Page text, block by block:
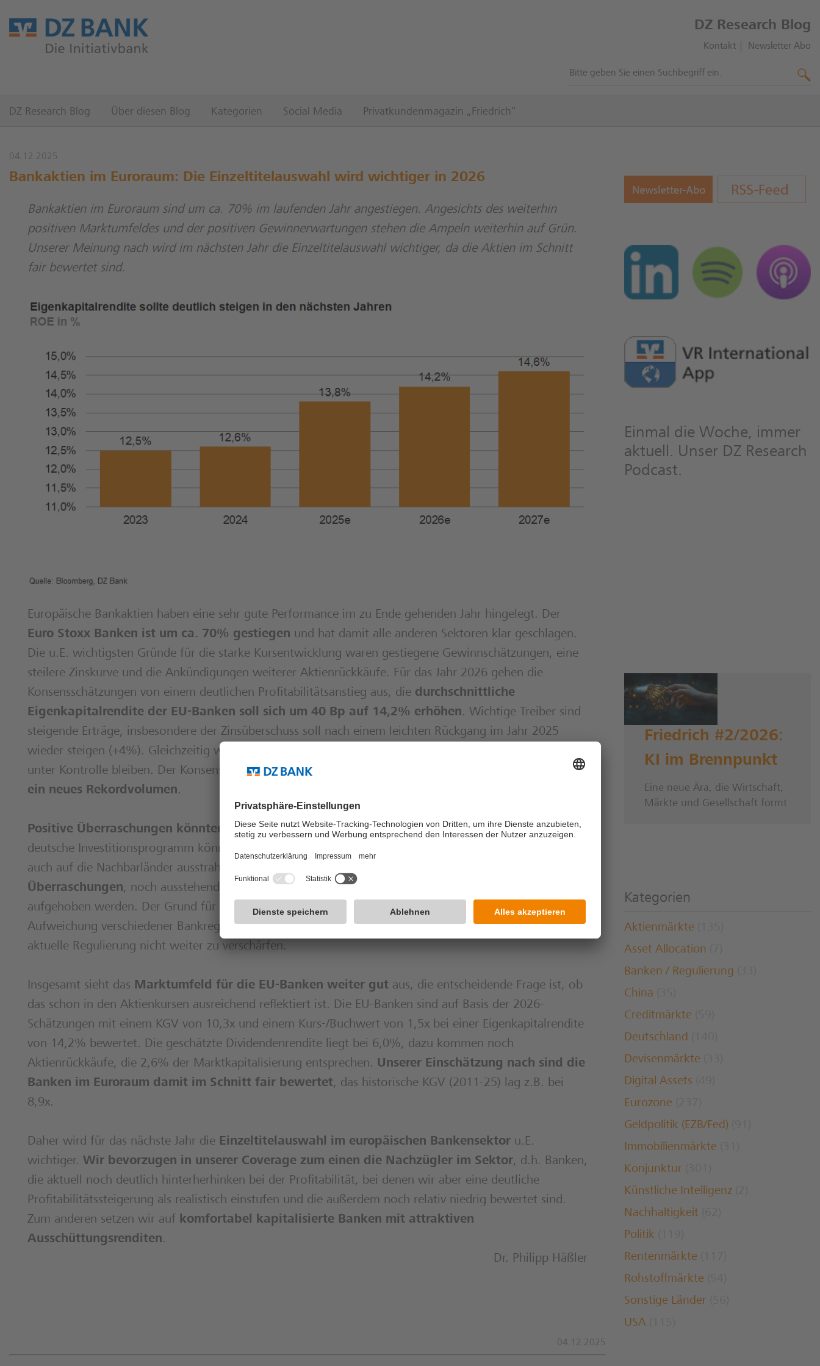
DZ Research Blog
Kontakt Newsletter Abo
DZ Research Blog Über diesen Blog Kategorien Social Media Privatkundenmagazin „Friedrich“
04.12.2025
Bankaktien im Euroraum: Die Einzeltitelauswahl wird wichtiger in 2026
Bankaktien im Euroraum sind um ca. 70% im laufenden Jahr angestiegen. Angesichts des weiterhin
positiven Marktumfeldes und der positiven Gewinnerwartungen stehen die Ampeln weiterhin auf Grün.
Unserer Meinung nach wird im nächsten Jahr die Einzeltitelauswahl wichtiger, da die Aktien im Schnitt
fair bewertet sind.
Europäische Bankaktien haben eine sehr gute Performance im zu Ende gehenden Jahr hingelegt. Der
Euro Stoxx Banken ist um ca. 70% gestiegen und hat damit alle anderen Sektoren klar geschlagen.
Die u.E. wichtigsten Gründe für die starke Kursentwicklung waren gestiegene Gewinnschätzungen, eine
steilere Zinskurve und die Ankündigungen weiterer Aktienrückkäufe. Für das Jahr 2026 gehen die
Konsensschätzungen von einem deutlichen Profitabilitätsanstieg aus, die durchschnittliche
Eigenkapitalrendite der EU-Banken soll sich um 40 Bp auf 14,2% erhöhen. Wichtige Treiber sind
steigende Erträge, insbesondere der Zinsüberschuss soll nach einem leichten Rückgang im Jahr 2025
wieder steigen (+4%). Gleichzeitig wird erwartet, dass sowohl die Kosten als auch die Risikovorsorge
unter Kontrolle bleiben. Der Konsens rechnet mit einem
Anstieg der Aktienrückkäufe um 20% auf
ein neues Rekordvolumen.
Positive Überraschungen könnten u.E. von der wirtschaftlichen Seite kommen, insbesondere das
deutsche Investitionsprogramm könnte nicht nur in Deutschland die Kreditnachfrage ankurbeln, sondern
auch auf die Nachbarländer ausstrahlen. Von der
Überraschungen, noch ausstehende Verschärfungen könnten entweder erneut verschoben oder
aufgehoben werden. Der Grund für unsere Einschätzung ist die in den USA zu beobachtende
Aufweichung verschiedener Bankregulierungen – das erhöht den Druck auf Europa, zumindest die
aktuelle Regulierung nicht weiter zu verschärfen.
Insgesamt sieht das Marktumfeld für die EU-Banken weiter gut aus, die entscheidende Frage ist, ob
das schon in den Aktienkursen ausreichend reflektiert ist. Die EU-Banken sind auf Basis der 2026-
Schätzungen mit einem KGV von 10,3x und einem Kurs-/Buchwert von 1,5x bei einer Eigenkapitalrendite
von 14,2% bewertet. Die geschätzte Dividendenrendite liegt bei 6,0%, dazu kommen noch
Aktienrückkäufe, die 2,6% der Marktkapitalisierung entsprechen. Unserer Einschätzung nach sind die
Banken im Euroraum damit im Schnitt fair bewertet, das historische KGV (2011-25) lag z.B. bei
8,9x.
Daher wird für das nächste Jahr die Einzeltitelauswahl im europäischen Bankensektor u.E.
wichtiger. Wir bevorzugen in unserer Coverage zum einen die Nachzügler im Sektor, d.h. Banken,
die aktuell noch deutlich hinterherhinken bei der Profitabilität, bei denen wir aber eine deutliche
Profitabilitätssteigerung als realistisch einstufen und die außerdem noch relativ niedrig bewertet sind.
Zum anderen setzen wir auf komfortabel kapitalisierte Banken mit attraktiven
Ausschüttungsrenditen.
Dr. Philipp Häßler
04.12.2025
Einmal die Woche, immer
aktuell. Unser DZ Research
Podcast.
Friedrich #2/2026:
KI im Brennpunkt
Eine neue Ära, die Wirtschaft,
Märkte und Gesellschaft formt
Kategorien
Aktienmärkte
Asset Allocation
Banken / Regulierung
China
Creditmärkte
Deutschland
Devisenmärkte
Digital Assets
Eurozone
Geldpolitik (EZB/Fed)
Immobilienmärkte
Konjunktur
Künstliche Intelligenz
Nachhaltigkeit
Politik
Rentenmärkte
Rohstoffmärkte
Sonstige Länder
USA